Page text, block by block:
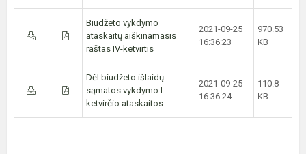
Biudžeto vykdymo
ataskaitų aiškinamasis
raštas IV-ketvirtis
2021-09-25
16:36:23
970.53
KB
Dėl biudžeto išlaidų
sąmatos vykdymo I
ketvirčio ataskaitos
2021-09-25
16:36:24
110.8
KB